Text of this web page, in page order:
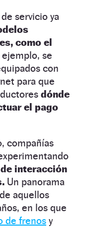
servicio ya
como el
se
con
para que
dónde
el pago
compañías
interacción
Un panorama
aquellos
en los que
de frenos y